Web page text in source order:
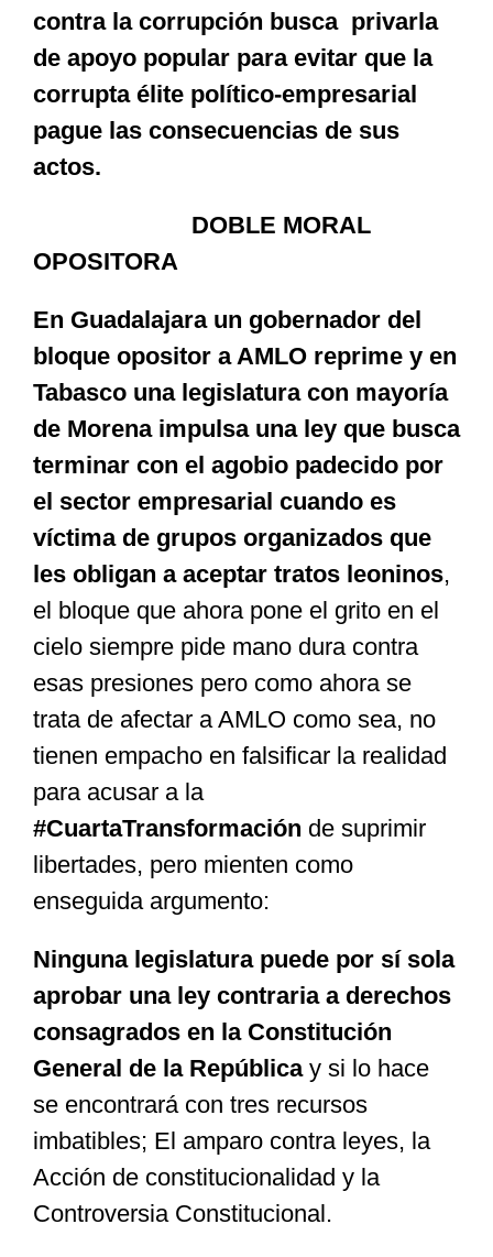
contra la corrupción busca privarla
de apoyo popular para evitar que la
corrupta élite político-empresarial
pague las consecuencias de sus
actos.
DOBLE MORAL
OPOSITORA
En Guadalajara un gobernador del
bloque opositor a AMLO reprime y en
Tabasco una legislatura con mayoría
de Morena impulsa una ley que busca
terminar con el agobio padecido por
el sector empresarial cuando es
víctima de grupos organizados que
les obligan a aceptar tratos leoninos,
el bloque que ahora pone el grito en el
cielo siempre pide mano dura contra
esas presiones pero como ahora se
trata de afectar a AMLO como sea, no
tienen empacho en falsificar la realidad
para acusar a la
#CuartaTransformación de suprimir
libertades, pero mienten como
enseguida argumento:
Ninguna legislatura puede por sí sola
aprobar una ley contraria a derechos
consagrados en la Constitución
General de la Repúblicay si lo hace
se encontrará con tres recursos
imbatibles; El amparo contra leyes, la
Acción de constitucionalidad y la
Controversia Constitucional.